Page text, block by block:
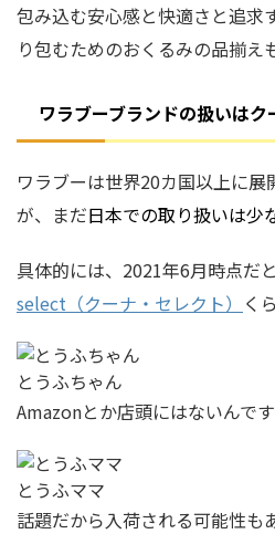
包み込む安心感と快適さと追求
り包むためのおくるみの品揃え
ワラブーブランドの扱いはク
ワラブーは世界20カ国以上に
が、まだ日本での取り扱いは少
具体的には、2021年6月時点だ
select（クーナ・セレクト） く
とうふちゃん
Amazonとか店頭にはないんで
とうふママ
話題だから入荷される可能性も